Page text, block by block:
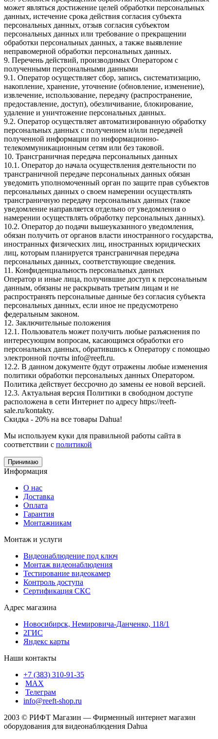
может являться достижение целей обработки персональных
данных, истечение срока действия согласия субъекта
персональных данных, отзыв согласия субъектом
персональных данных или требование о прекращении
обработки персональных данных, а также выявление
неправомерной обработки персональных данных.
9. Перечень действий, производимых Оператором с
полученными персональными данными
9.1. Оператор осуществляет сбор, запись, систематизацию,
накопление, хранение, уточнение (обновление, изменение),
извлечение, использование, передачу (распространение,
предоставление, доступ), обезличивание, блокирование,
удаление и уничтожение персональных данных.
9.2. Оператор осуществляет автоматизированную обработку
персональных данных с получением и/или передачей
полученной информации по информационно-
телекоммуникационным сетям или без таковой.
10. Трансграничная передача персональных данных
10.1. Оператор до начала осуществления деятельности по
трансграничной передаче персональных данных обязан
уведомить уполномоченный орган по защите прав субъектов
персональных данных о своем намерении осуществлять
трансграничную передачу персональных данных (такое
уведомление направляется отдельно от уведомления о
намерении осуществлять обработку персональных данных).
10.2. Оператор до подачи вышеуказанного уведомления,
обязан получить от органов власти иностранного государства,
иностранных физических лиц, иностранных юридических
лиц, которым планируется трансграничная передача
персональных данных, соответствующие сведения.
11. Конфиденциальность персональных данных
Оператор и иные лица, получившие доступ к персональным
данным, обязаны не раскрывать третьим лицам и не
распространять персональные данные без согласия субъекта
персональных данных, если иное не предусмотрено
федеральным законом.
12. Заключительные положения
12.1. Пользователь может получить любые разъяснения по
интересующим вопросам, касающимся обработки его
персональных данных, обратившись к Оператору с помощью
электронной почты info@reeft.ru.
12.2. В данном документе будут отражены любые изменения
политики обработки персональных данных Оператором.
Политика действует бессрочно до замены ее новой версией.
12.3. Актуальная версия Политики в свободном доступе
расположена в сети Интернет по адресу https://reeft-
sale.ru/kontakty.
Скидка - 20% на все товары Dahua!
Мы используем куки для правильной работы сайта в
соответствии с политикой
Принимаю
Информация
О нас
Доставка
Оплата
Гарантия
Монтажникам
Монтаж и услуги
Видеонаблюдение под ключ
Монтаж видеонаблюдения
Тестирование видеокамер
Контроль доступа
Сертификация СКС
Адрес магазина
Новосибирск, Немировича-Данченко, 118/1
2ГИС
Яндекс карты
Наши контакты
+7 (383) 310-91-35
МАХ
Телеграм
info@reeft-shop.ru
2003 © РИФТ Магазин — Фирменный интернет магазин
оборудования для видеонаблюдения Dahua